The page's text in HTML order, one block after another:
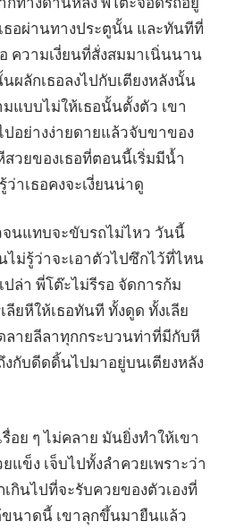
ธอผ่านทางประตูนั้น และทันทีที่
ความเงี่ยนที่สั่งสมมาเนิ่นนาน
ผลักเธอลงไปกับเตียงหลังนั้น
แบบไม่ให้เธอนั้นตั้งตัว เขา
ปอย่างง่ายดายแล้วจับขาของ
วยของเธอที่ตอนนี้เริ่มมีน้ำ
ว่าเธอคงจะเงี่ยนน่าดู
จนแทบจะขับรถไม่ไหว วันนี้
ไม่รู้ว่าจะเอาตัวไปซึกไว้ที่ไหน
ปล่า พี่โต๊ะไม่รีรอ จัดการก้ม
ยหีให้เธอทันที ทั้งดูด ทั้งเลีย
ลายลีลาทุกกระบวนท่าที่มีกับหี
กับดีดดิ้นไปมาอยู่บนเตียงหลัง
อย ๆ ไม่คลาย มันยิ่งทำให้เขา
ข็ง เจ็บไปทั้งลำควยเพราะว่า
เกินไปที่จะรับควยของตัวเองที่
นาดนี้ เขาลุกขึ้นมายืนแล้ว